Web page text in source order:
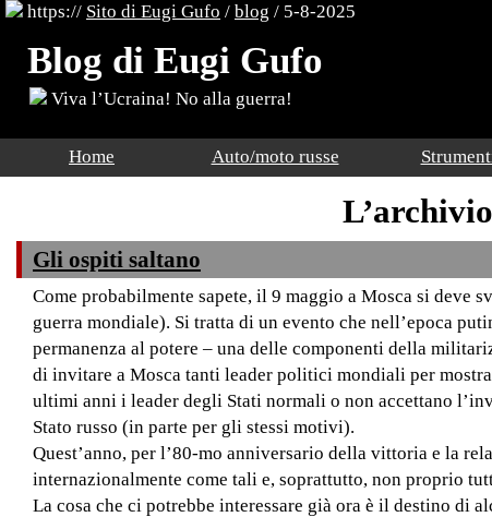
https:// Sito di Eugi Gufo / blog / 5-8-2025
Blog di Eugi Gufo
Viva l’Ucraina! No alla guerra!
Home Auto/moto russe
Gli ospiti saltano
Come probabilmente sapete, il 9 maggio a Mosca si
guerra mondiale). Si tratta di un evento che nell’epoca
permanenza al potere – una delle componenti della
di invitare a Mosca tanti leader politici mondiali per
ultimi anni i leader degli Stati normali o non accettano
Stato russo (in parte per gli stessi motivi).
Quest’anno, per l’80-mo anniversario della vittoria e la
internazionalmente come tali e, soprattutto, non proprio
La cosa che ci potrebbe interessare già ora è il destino di